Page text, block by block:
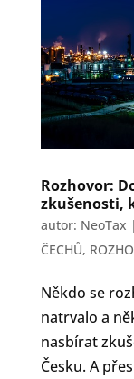
Rozhovor:
zkušenosti,
autor: NeoTax |
ČECHŮ,
Někdo se
natrvalo a
nasbírat
Česku. A